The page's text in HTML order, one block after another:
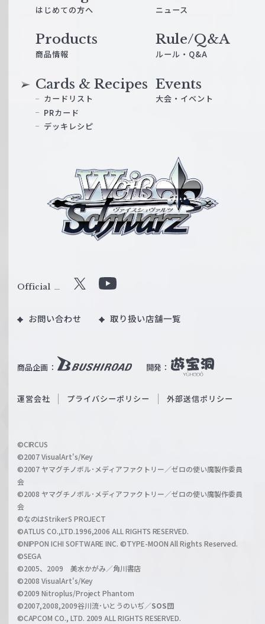
ス
ル
W
ß
c
a
r
z
はじめての方へ ニュース
Products
商品情報
Cards & Recipes
カードリスト
PRカード
デッキレシピ
Events
大会・イベント
Rule/Q&A
ルール・Q&A
商品企画： 開発：
Official X
u
b
O
i
l
h
a
n
l
お問い合わせ 取り扱い店舗一覧
運営会社 プライバシーポリシー 外部送信ポリシー
©CIRCUS
©2007 VisualArt's/Key
©2007 ヤマグチノボル･メディアファクトリー／ゼロの使い魔製作委員
会
©2008 ヤマグチノボル･メディアファクトリー／ゼロの使い魔製作委員
会
©なのはStrikerS PROJECT
©ATLUS CO.,LTD.1996,2006 ALL RIGHTS RESERVED.
©NIPPON ICHI SOFTWARE INC. ©TYPE-MOON All Rights Reserved.
©SEGA
©2005、2009 美水かがみ／角川書店
©2008 VisualArt's/Key
©2009 Nitroplus/Project Phantom
©2007,2008,2009谷川流･いとうのいぢ／SOS団
©CAPCOM CO., LTD. 2009 ALL RIGHTS RESERVED.